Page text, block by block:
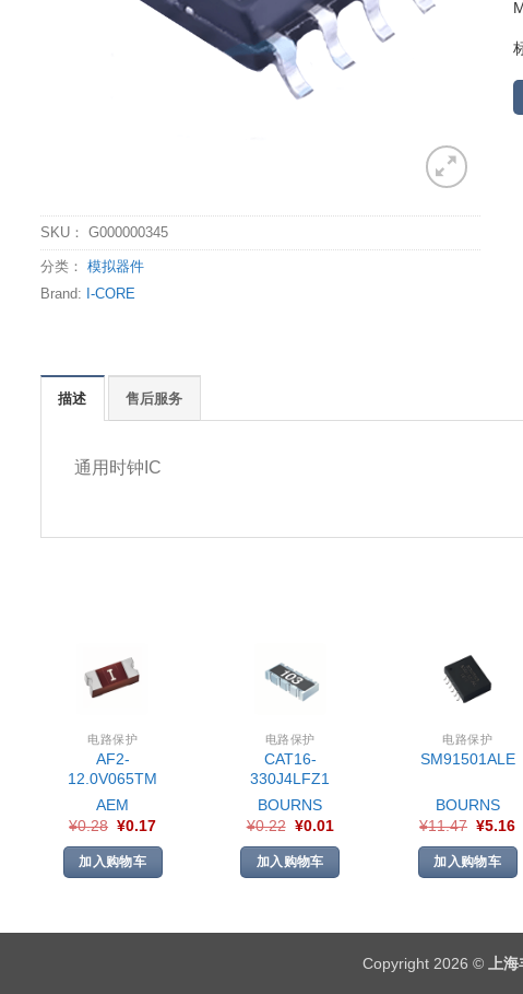
SKU： G000000345
分类： 模拟器件
Brand: I-CORE
描述 售后服务
通用时钟IC
电路保护
AF2-
12.0V065TM
AEM
¥0.28 ¥0.17
加入购物车
电路保护
CAT16-
330J4LFZ1
BOURNS
¥0.22 ¥0.01
加入购物车
电路保护
SM91501ALE
BOURNS
¥11.47 ¥5.16
加入购物车
Copyright 2026 © 上